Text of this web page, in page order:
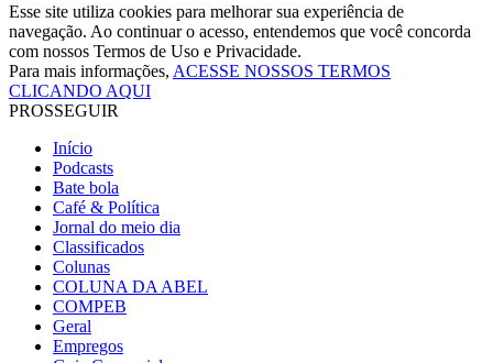
Esse site utiliza cookies para melhorar sua experiência de
navegação. Ao continuar o acesso, entendemos que você concorda
com nossos Termos de Uso e Privacidade.
Para mais informações, ACESSE NOSSOS TERMOS
CLICANDO AQUI
PROSSEGUIR
Início
Podcasts
Bate bola
Café & Política
Jornal do meio dia
Classificados
Colunas
COLUNA DA ABEL
COMPEB
Geral
Empregos